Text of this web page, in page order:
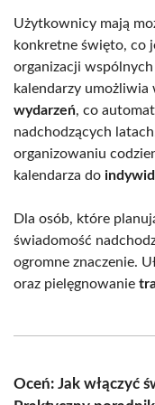
Użytkownicy mają
konkretne święto, co
organizacji
kalendarzy umożliwia
wydarzeń, co
nadchodzących
organizowaniu
kalendarza do
Dla osób, które
świadomość
ogromne znaczenie.
oraz pielęgnowanie
Oceń: Jak włączyć